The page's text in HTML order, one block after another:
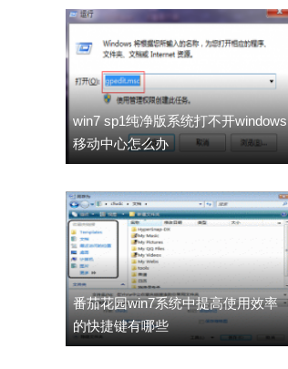
win7 sp1纯净版系统打不开windows
移动中心怎么办
番茄花园win7系统中提高使用效率
的快捷键有哪些